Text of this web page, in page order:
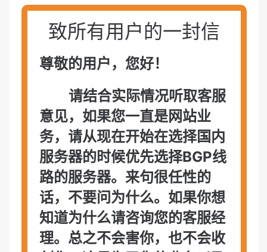
致所有用户的一封信
尊敬的用户，您好！
请结合实际情况听取客服
意见，如果您一直是网站业
务，请从现在开始在选择国内
服务器的时候优先选择BGP线
路的服务器。来句很任性的
话，不要问为什么。如果你想
知道为什么请咨询您的客服经
理。总之不会害你，也不会收